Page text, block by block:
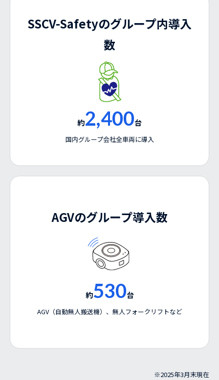
SSCV-Safetyのグループ内導入
数
約2,400台
国内グループ会社全車両に導入
AGVのグループ導入数
約530台
AGV（自動無人搬送機）、無人フォークリフトなど
※2025年3月末現在